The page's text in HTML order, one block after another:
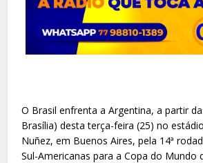
O Brasil enfrenta a Argentina, a partir
Brasília) desta terça-feira (25) no
Nuñez, em Buenos Aires, pela 14ª
Sul-Americanas para a Copa do Mundo